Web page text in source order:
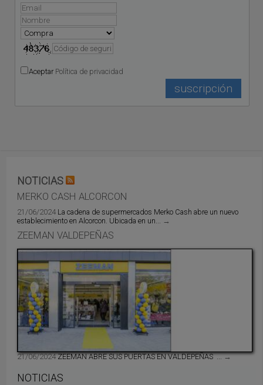
Aceptar Política de privacidad
NOTICIAS
MERKO CASH ALCORCON
21/06/2024 La cadena de supermercados Merko Cash abre un nuevo
establecimiento en Alcorcon. Ubicada en un...
→
ZEEMAN VALDEPEÑAS
21/06/2024ZEEMAN ABRE SUS PUERTAS EN VALDEPEÑAS ...→
NOTICIAS